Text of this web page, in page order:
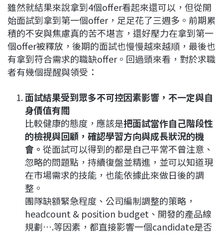
雖然就結果來說拿到4個offer看起來還可以，但從開
始面試到拿到第一個offer，足足花了三週多。前期累
積的不安與焦慮真的苦不堪言，還好壓力在拿到第一
個offer被釋放，後期的面試也慢慢越來越順，最後也
有拿到符合需求的職缺offer。回過頭來看，對於求職
者有幾個提醒與領受：
面試結果受到眾多不可控因素影響，不一定與自
身價值有關
比較健康的態度，應該是把面試當作自己階段性
的檢視與回顧，確認學習方向與成長狀況的機
會。 從面試可以得到的都是自己平常不曾注意、
忽略的問題點，持續復盤並精進，並可以知道現
在市場需求的技能，也能依據此來做日後的調
整。
團隊缺額緊急程度、公司編制調整的策略，
headcount & position budget、開發的產品線
規劃….等因素，都直接影響一個candidate是否